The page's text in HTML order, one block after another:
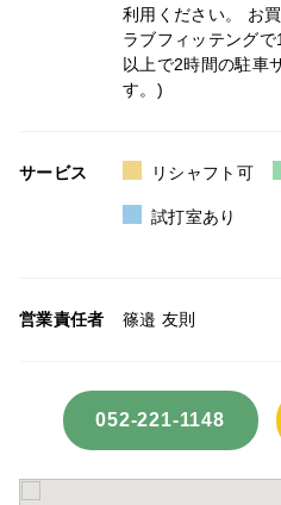
利用ください。 お
ラブフィッテング
以上で2時間の駐車
す。)
サービス リシャフト可
試打室あり
営業責任者 篠邉 友則
052-221-1148